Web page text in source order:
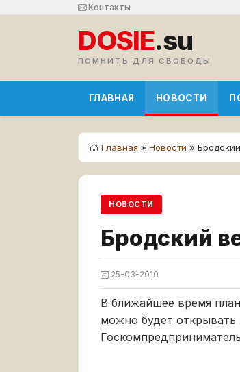
Контакты
DOSIE.su
ПОМНИТЬ ДЛЯ СВОБОДЫ
ГЛАВНАЯ НОВОСТИ
Главная » Новости »
НОВОСТИ
Бродский
25-03-2010
В ближайшее время
можно будет открывать